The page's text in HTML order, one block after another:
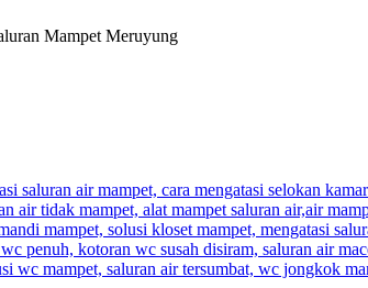
Mampet Meruyung
saluran air mampet, cara mengatasi selokan
air tidak mampet, alat mampet saluran air,air
mampet, solusi kloset mampet, mengatasi
penuh, kotoran wc susah disiram, saluran air
wc mampet, saluran air tersumbat, wc jongkok